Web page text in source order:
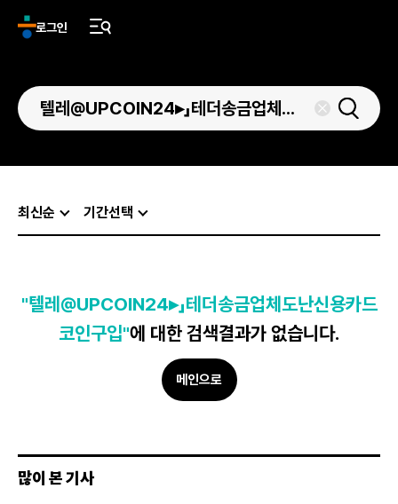
로그인
최신순 기간선택
"텔레@UPCOIN24▸」테더송금업체도난신용카드
코인구입"에 대한 검색결과가 없습니다.
메인으로
많이 본 기사